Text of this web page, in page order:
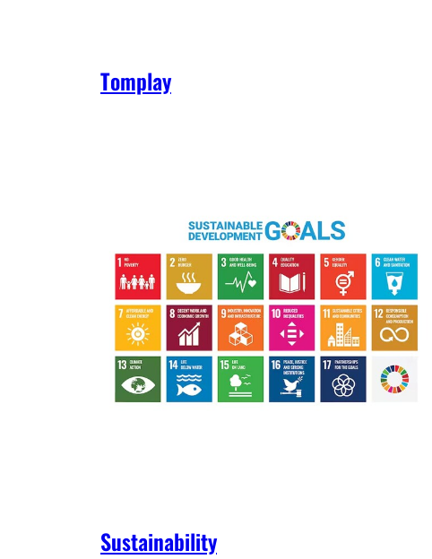
Tomplay
Sustainability